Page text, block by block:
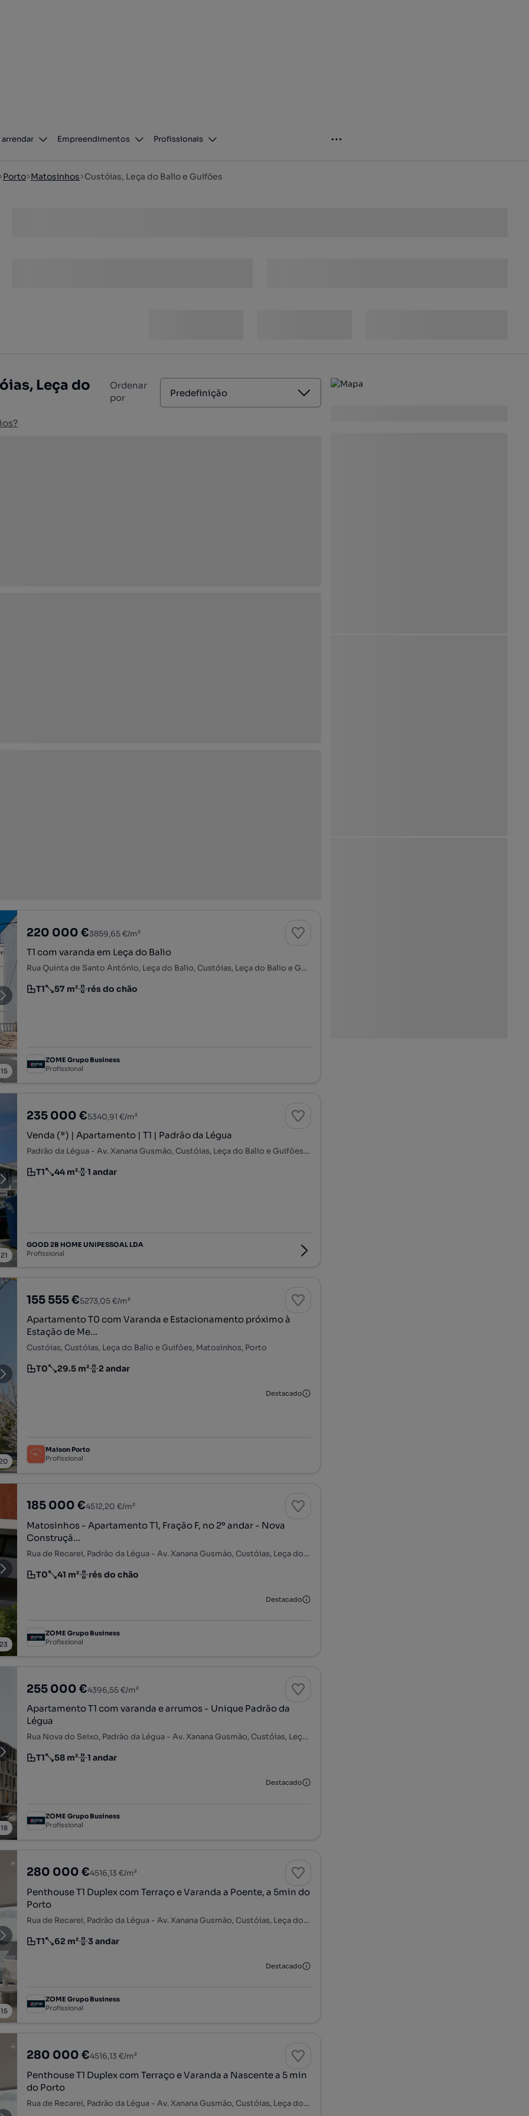
arrendar Empreendimentos Profissionais
Porto Matosinhos Custóias, Leça do Balio e Guifões
Leça do
Ordenar
por
Predefinição
15
220 000 €3859,65 €/m²
T1 com varanda em Leça do Balio
Rua Quinta de Santo António, Leça do Balio, Custóias, Leça do Balio e Guifões, Matosinhos, Porto
Tipologia
T1
Preço por metro quadrado
57 m²
Andar rés do chão
ZOME Grupo Business
Profissional
21
235 000 €5340,91 €/m²
Venda (*) | Apartamento | T1 | Padrão da Légua
Padrão da Légua - Av. Xanana Gusmão, Custóias, Leça do Balio e Guifões, Matosinhos, Porto
Tipologia
T1
Preço por metro quadrado
44 m²
Andar 1 andar
GOOD 2B HOME UNIPESSOAL LDA
Profissional
155 555 €5273,05 €/m²
Apartamento T0 com Varanda e Estacionamento próximo à
Estação de Me...
Custóias, Custóias, Leça do Balio e Guifões, Matosinhos, Porto
Tipologia
T0
Preço por metro quadrado
29.5 m²
Andar 2 andar
Destacado
Maison Porto
Profissional
23
185 000 €4512,20 €/m²
Matosinhos - Apartamento T1, Fração F, no 2º andar - Nova
Construçã...
Rua de Recarei, Padrão da Légua - Av. Xanana Gusmão, Custóias, Leça do Balio e Guifões, Matosinhos, Porto
Tipologia
T0
Preço por metro quadrado
41 m²
Andar rés do chão
Destacado
ZOME Grupo Business
Profissional
18
255 000 €4396,55 €/m²
Apartamento T1 com varanda e arrumos - Unique Padrão da
Légua
Rua Nova do Seixo, Padrão da Légua - Av. Xanana Gusmão, Custóias, Leça do Balio e Guifões, Matosinhos, Porto
Tipologia
T1
Preço por metro quadrado
58 m²
Andar 1 andar
Destacado
ZOME Grupo Business
Profissional
15
280 000 €4516,13 €/m²
Penthouse T1 Duplex com Terraço e Varanda a Poente, a 5min do
Porto
Rua de Recarei, Padrão da Légua - Av. Xanana Gusmão, Custóias, Leça do Balio e Guifões, Matosinhos, Porto
Tipologia
T1
Preço por metro quadrado
62 m²
Andar 3 andar
Destacado
ZOME Grupo Business
Profissional
280 000 €4516,13 €/m²
Penthouse T1 Duplex com Terraço e Varanda a Nascente a 5 min
do Porto
Rua de Recarei, Padrão da Légua - Av. Xanana Gusmão, Custóias, Leça do Balio e Guifões, Matosinhos, Porto